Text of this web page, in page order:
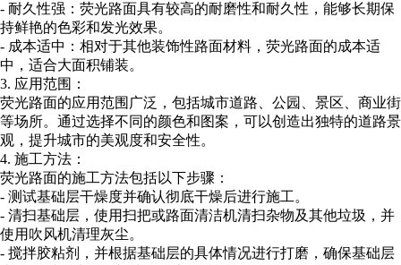
- 耐久性强：荧光路面具有较高的耐磨性和耐久性，能够长期保
持鲜艳的色彩和发光效果。
- 成本适中：相对于其他装饰性路面材料，荧光路面的成本适
中，适合大面积铺装。
3. 应用范围：
荧光路面的应用范围广泛，包括城市道路、公园、景区、商业街
等场所。通过选择不同的颜色和图案，可以创造出独特的道路景
观，提升城市的美观度和安全性。
4. 施工方法：
荧光路面的施工方法包括以下步骤：
- 测试基础层干燥度并确认彻底干燥后进行施工。
- 清扫基础层，使用扫把或路面清洁机清扫杂物及其他垃圾，并
使用吹风机清理灰尘。
- 搅拌胶粘剂，并根据基础层的具体情况进行打磨，确保基础层